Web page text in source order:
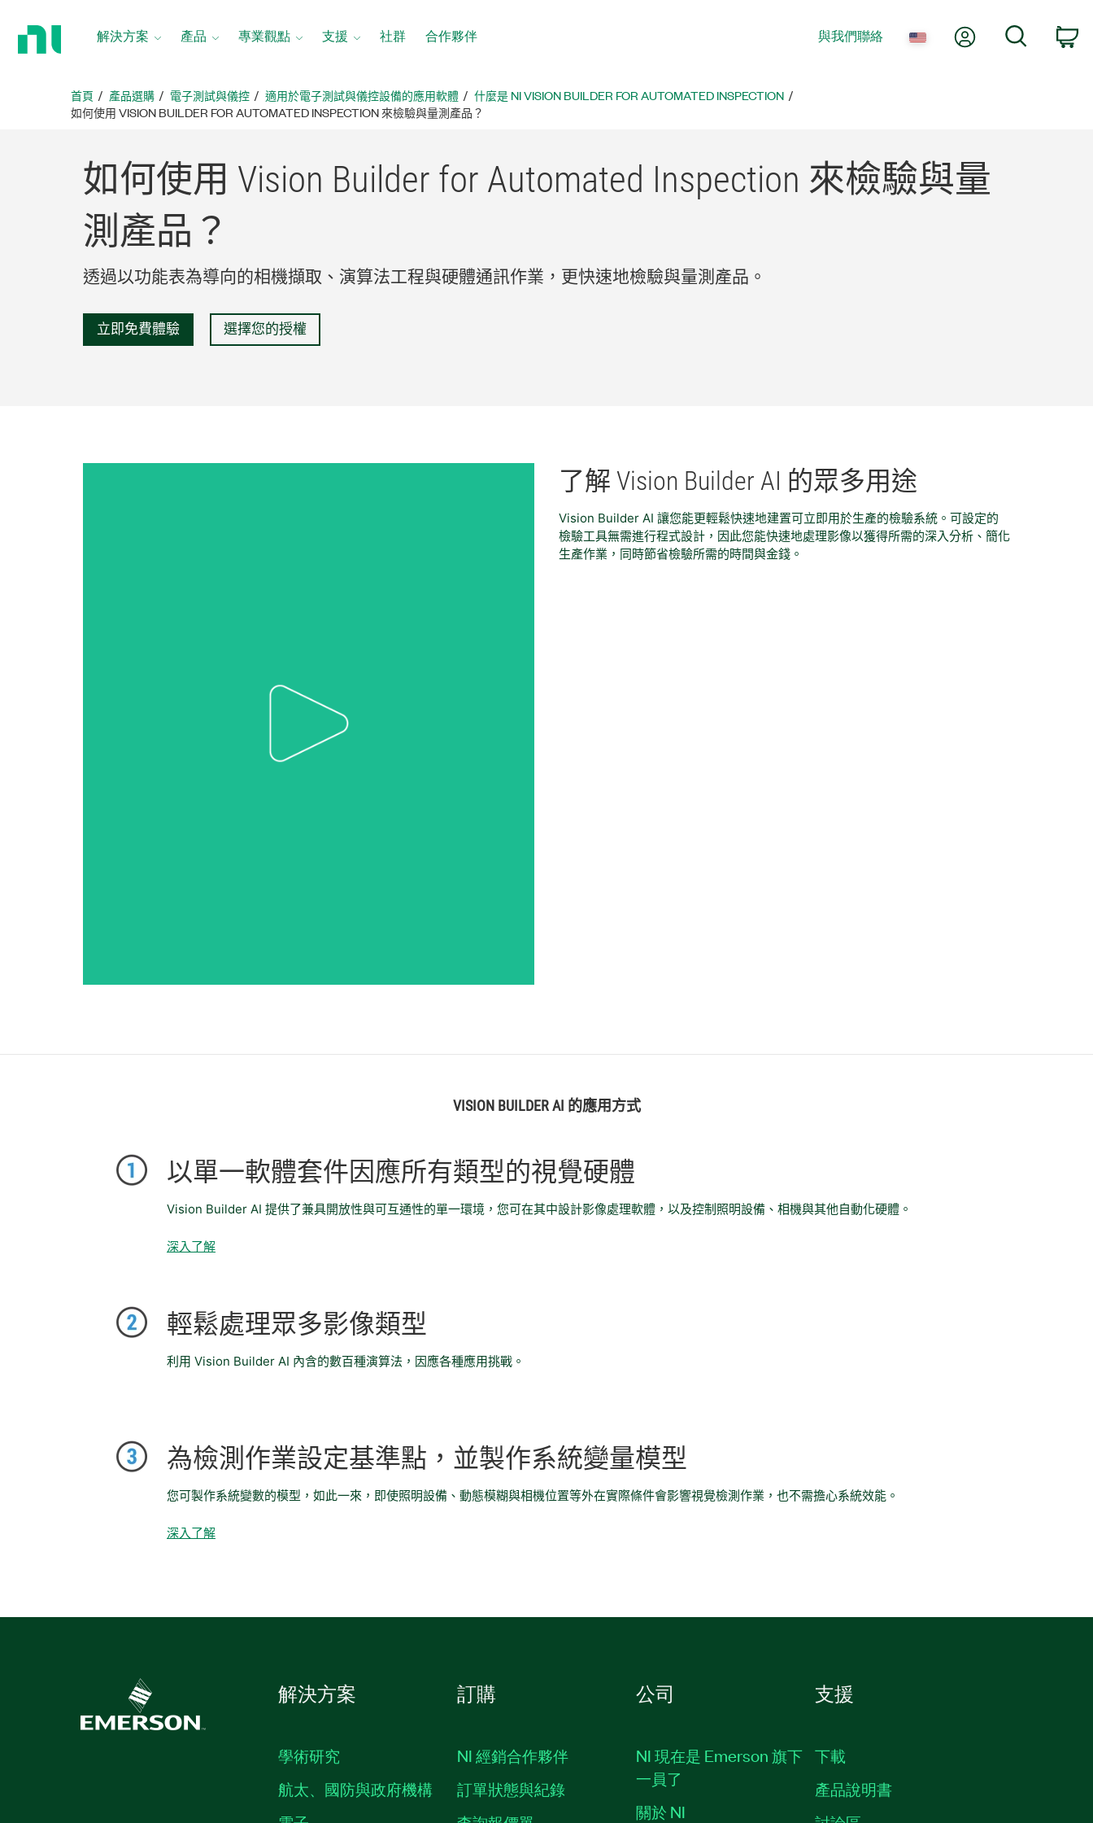
解決方案 產品 專業觀點 支援 社群 合作夥伴 與我們聯絡 我的帳號
首頁 產品選購 電子測試與儀控 適用於電子測試與儀控設備的應用軟體
什麼是 NI VISION BUILDER FOR AUTOMATED INSPECTION
如何使用 VISION BUILDER FOR AUTOMATED INSPECTION 來檢驗與量測產品？
如何使用 Vision Builder for Automated Inspection 來檢驗與量
測 產品？
透過以功能表為導向的相機擷取、演算法工程與硬體通訊作業，更快速地檢驗與量測產品。
立即免費體驗 選擇您的授權
了解 Vision Builder AI 的眾多用途
Vision Builder AI 讓您能更輕鬆快速地建置可立即用於生產的檢驗系統。可設定的
檢驗工具無需進行程式設計，因此您能快速地處理影像以獲得所需的深入分析、簡化
生產作業，同時節省檢驗所需的時間與金錢。
VISION BUILDER AI 的應用方式
以單一軟體套件因應所有類型的視覺硬體
Vision Builder AI 提供了兼具開放性與可互通性的單一環境，您可在其中設計影像處理軟體，以及控制照明設備、相機與其他自動化硬體。
深入了解
輕鬆處理眾多影像類型
利用 Vision Builder AI 內含的數百種演算法，因應各種應用挑戰。
為檢測作業設定基準點，並製作系統變量模型
您可製作系統變數的模型，如此一來，即使照明設備、動態模糊與相機位置等外在實際條件會影響視覺檢測作業，也不需擔心系統效能。
深入了解
解決方案
學術研究
航太、國防與政府機構
訂購
NI 經銷合作夥伴
訂單狀態與紀錄
公司
NI 現在是 Emerson 旗下
一員了
關於 NI
支援
下載
產品說明書